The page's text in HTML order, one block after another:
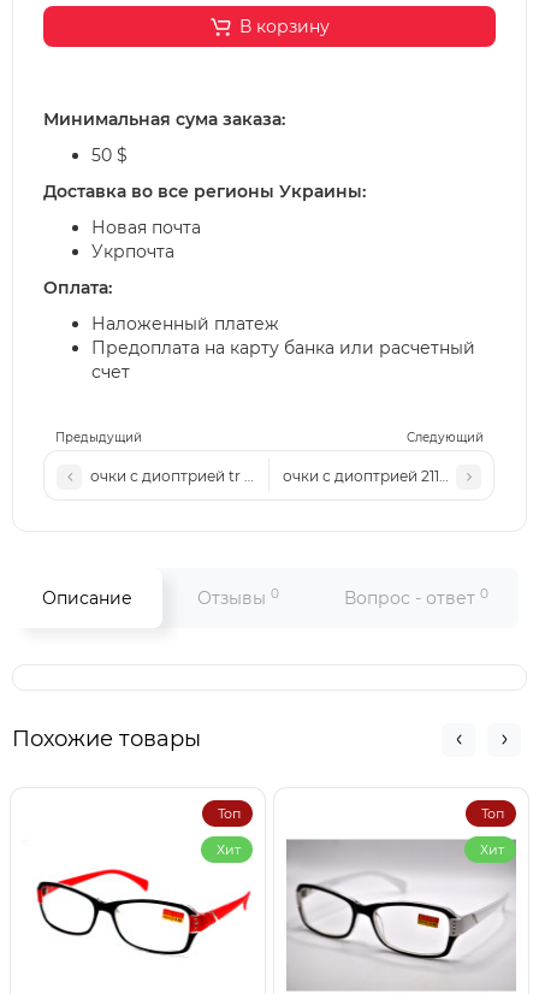
Предыдущий Следующий
очки с диоптрией tr wl2305 черно-серые
очки с диоптрией 2118 черные
В корзину
Минимальная сума заказа:
50 $
Доставка во все регионы Украины:
Новая почта
Укрпочта
Оплата:
Наложенный платеж
Предоплата на карту банка или расчетный
счет
Описание Отзывы 0 Вопрос - ответ 0
Похожие товары
Топ
Хит
Топ
Хит